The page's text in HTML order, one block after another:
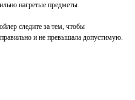
нагретые предметы
следите за тем, чтобы
и не превышала допустимую.